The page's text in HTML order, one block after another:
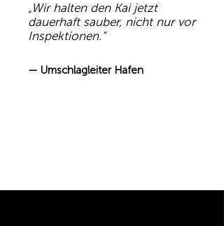
„Wir halten den Kai jetzt
dauerhaft sauber, nicht nur vor
Inspektionen.“
— Umschlagleiter Hafen